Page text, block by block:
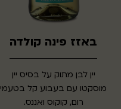
באזז פינה קולדה
יין לבן מתוק על בסיס יין
מוסקטו עם בעבוע קל בטעמי
רום, קוקוס ואננס.